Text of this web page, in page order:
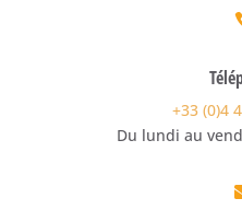
+33 (0)4
Du lundi au